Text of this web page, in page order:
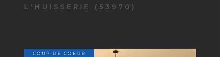
L'HUISSERIE (53970)
COUP DE COEUR